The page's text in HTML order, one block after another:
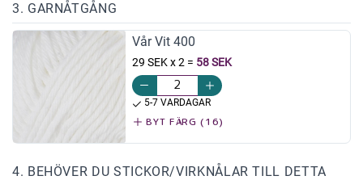
3. GARNÅTGÅNG
Vår Vit 400
29 SEK x 2= 58 SEK
5-7 VARDAGAR
BYT FÄRG (16)
4. BEHÖVER DU STICKOR/VIRKNÅLAR TILL DETTA